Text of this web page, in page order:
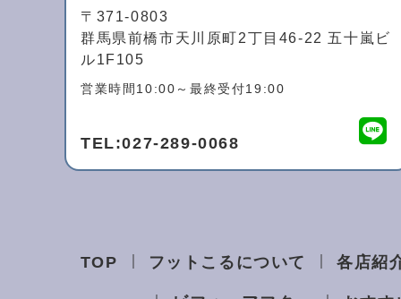
〒371-0803
群馬県前橋市天川原町2丁目46-22 五十嵐ビ
ル1F105
営業時間10:00～最終受付19:00
TEL:027-289-0068
TOP フットこるについて 各店紹